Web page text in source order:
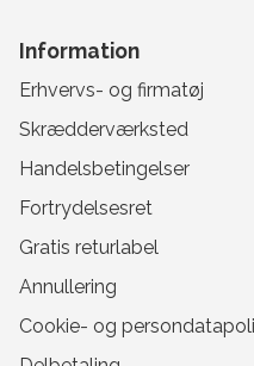
Information
Erhvervs- og firmatøj
Skrædderværksted
Handelsbetingelser
Fortrydelsesret
Gratis returlabel
Annullering
Cookie- og